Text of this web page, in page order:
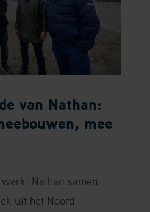
van Nathan:
mee
Nathan samen
uit het Noord-